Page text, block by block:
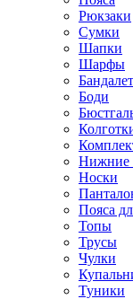
Рюкзаки
Сумки
Шапки
Шарфы
Боди
Нижние
Носки
Поясa
Топы
Трусы
Чулки
Туники